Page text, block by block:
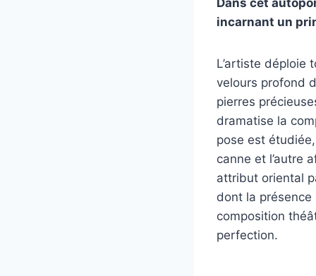
incarnant un
L’artiste déploie
velours profond
pierres
dramatise la
pose est
canne et l’autre
attribut oriental
dont la
composition
perfection.